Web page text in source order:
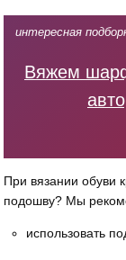
интересная
Вяжем
При вязании обуви
подошву? Мы
использовать